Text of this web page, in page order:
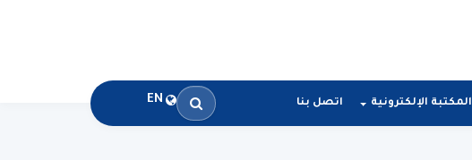
المكتبة الإلكترونية اتصل بنا EN